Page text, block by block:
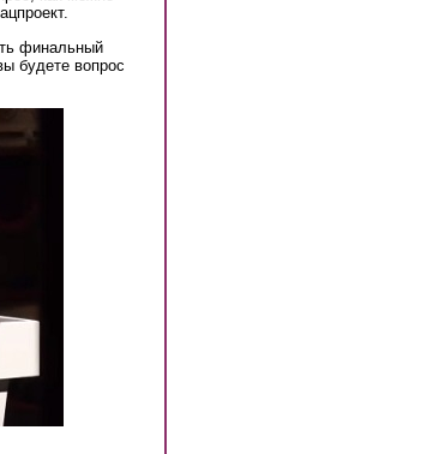
финальный
будете вопрос